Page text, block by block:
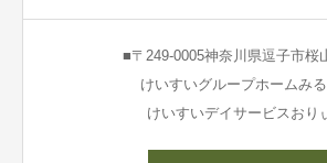
■〒249-0005神奈川県逗子市桜
けいすいグループホームみ
けいすいデイサービスおり